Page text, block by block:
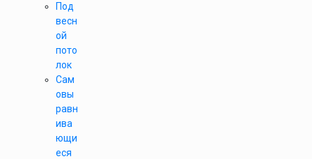
Под
весн
ой
пото
лок
Сам
овы
равн
ива
ющи
еся